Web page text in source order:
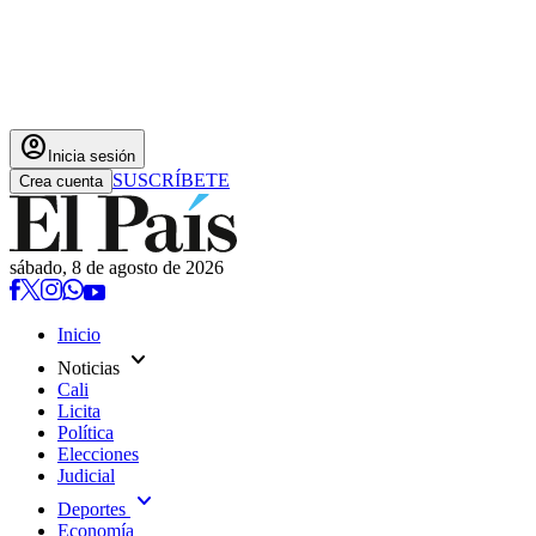
account_circle Inicia sesión
Crea cuenta SUSCRÍBETE
sábado, 8 de agosto de 2026
Inicio
Noticias expand_more
Cali
Licita
Política
Elecciones
Judicial
Deportes expand_more
Economía